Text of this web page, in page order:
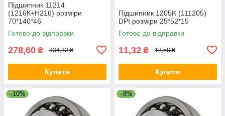
Підшипник 11214
(1216К+Н216) розміри
70*140*46
Готово до відправки
278,60 ₴ 334,32 ₴
Купити
Підшипник 1205K (111205)
DPI розміри 25*52*15
Готово до відправки
11,32 ₴ 13,58 ₴
Купити
–10% –8%